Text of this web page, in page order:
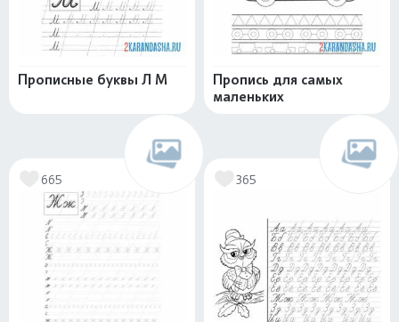
Прописные буквы Л М
Пропись для самых
маленьких
665 365